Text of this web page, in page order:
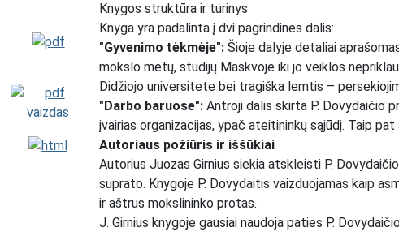
Knygos struktūra ir turinys
Knyga yra padalinta į dvi pagrindines dalis:
"Gyvenimo tėkmėje":Šioje dalyje detaliai
mokslo metų, studijų Maskvoje iki jo veiklos
Didžiojo universitete bei tragiška lemtis –
"Darbo baruose":Antroji dalis skirta P. Dovydaičio
įvairias organizacijas, ypač ateitininkų sąjūdį. Taip
Autoriaus požiūris ir iššūkiai
Autorius Juozas Girnius siekia atskleisti P.
suprato. Knygoje P. Dovydaitis vaizduojamas kaip
ir aštrus mokslininko protas.
J. Girnius knygoje gausiai naudoja paties P.